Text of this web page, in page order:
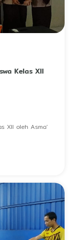
Kelas XII
XII oleh Asma’